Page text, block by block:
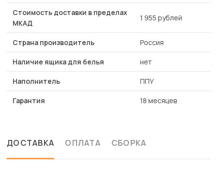
Стоимость доставки в пределах
МКАД
1 955 рублей
Страна производитель Россия
Наличие ящика для белья нет
Наполнитель ППУ
Гарантия 18 месяцев
ДОСТАВКА ОПЛАТА СБОРКА